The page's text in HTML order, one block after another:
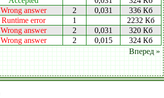
Wrong answer 2 0,031
336 Кб
Runtime error 1
2232 Кб
Wrong answer 2 0,031
320 Кб
Wrong answer 2 0,015
324 Кб
Вперед »